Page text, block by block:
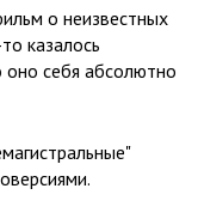
о неизвестных
казалось
себя абсолютно